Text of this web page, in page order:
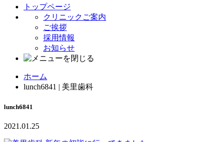
トップページ
クリニックご案内
ご挨拶
採用情報
お知らせ
ホーム
lunch6841 | 美里歯科
lunch6841
2021.01.25